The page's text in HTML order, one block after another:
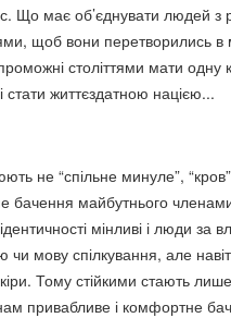
Що має об’єднувати людей з
щоб вони перетворились в
століттями мати
життєздатною нацією...
не “спільне минуле”,
бачення майбутнього
мінливі і люди
чи мову спілкування, але
Тому стійкими стають
привабливе і комфортне